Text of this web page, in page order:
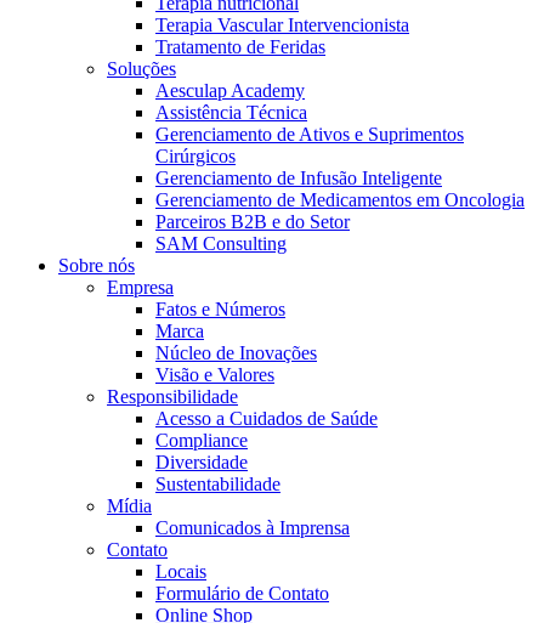
Aesculap Academy
Educação continuada para profissionais da saúde. Acesse a
Aesculap Academy Brasil e inscreva-se!
Entre em contato conosco.
Terapia Vascular Intervencionista
Tratamento de Feridas
Soluções
Aesculap Academy
Assistência Técnica
Gerenciamento de Ativos e Suprimentos
Cirúrgicos
Gerenciamento de Infusão Inteligente
Gerenciamento de Medicamentos em Oncologia
Parceiros B2B e do Setor
SAM Consulting
Sobre nós
Empresa
Fatos e Números
Marca
Núcleo de Inovações
Visão e Valores
Responsibilidade
Acesso a Cuidados de Saúde
Compliance
Diversidade
Sustentabilidade
Mídia
Comunicados à Imprensa
Contato
Locais
Formulário de Contato
Online Shop